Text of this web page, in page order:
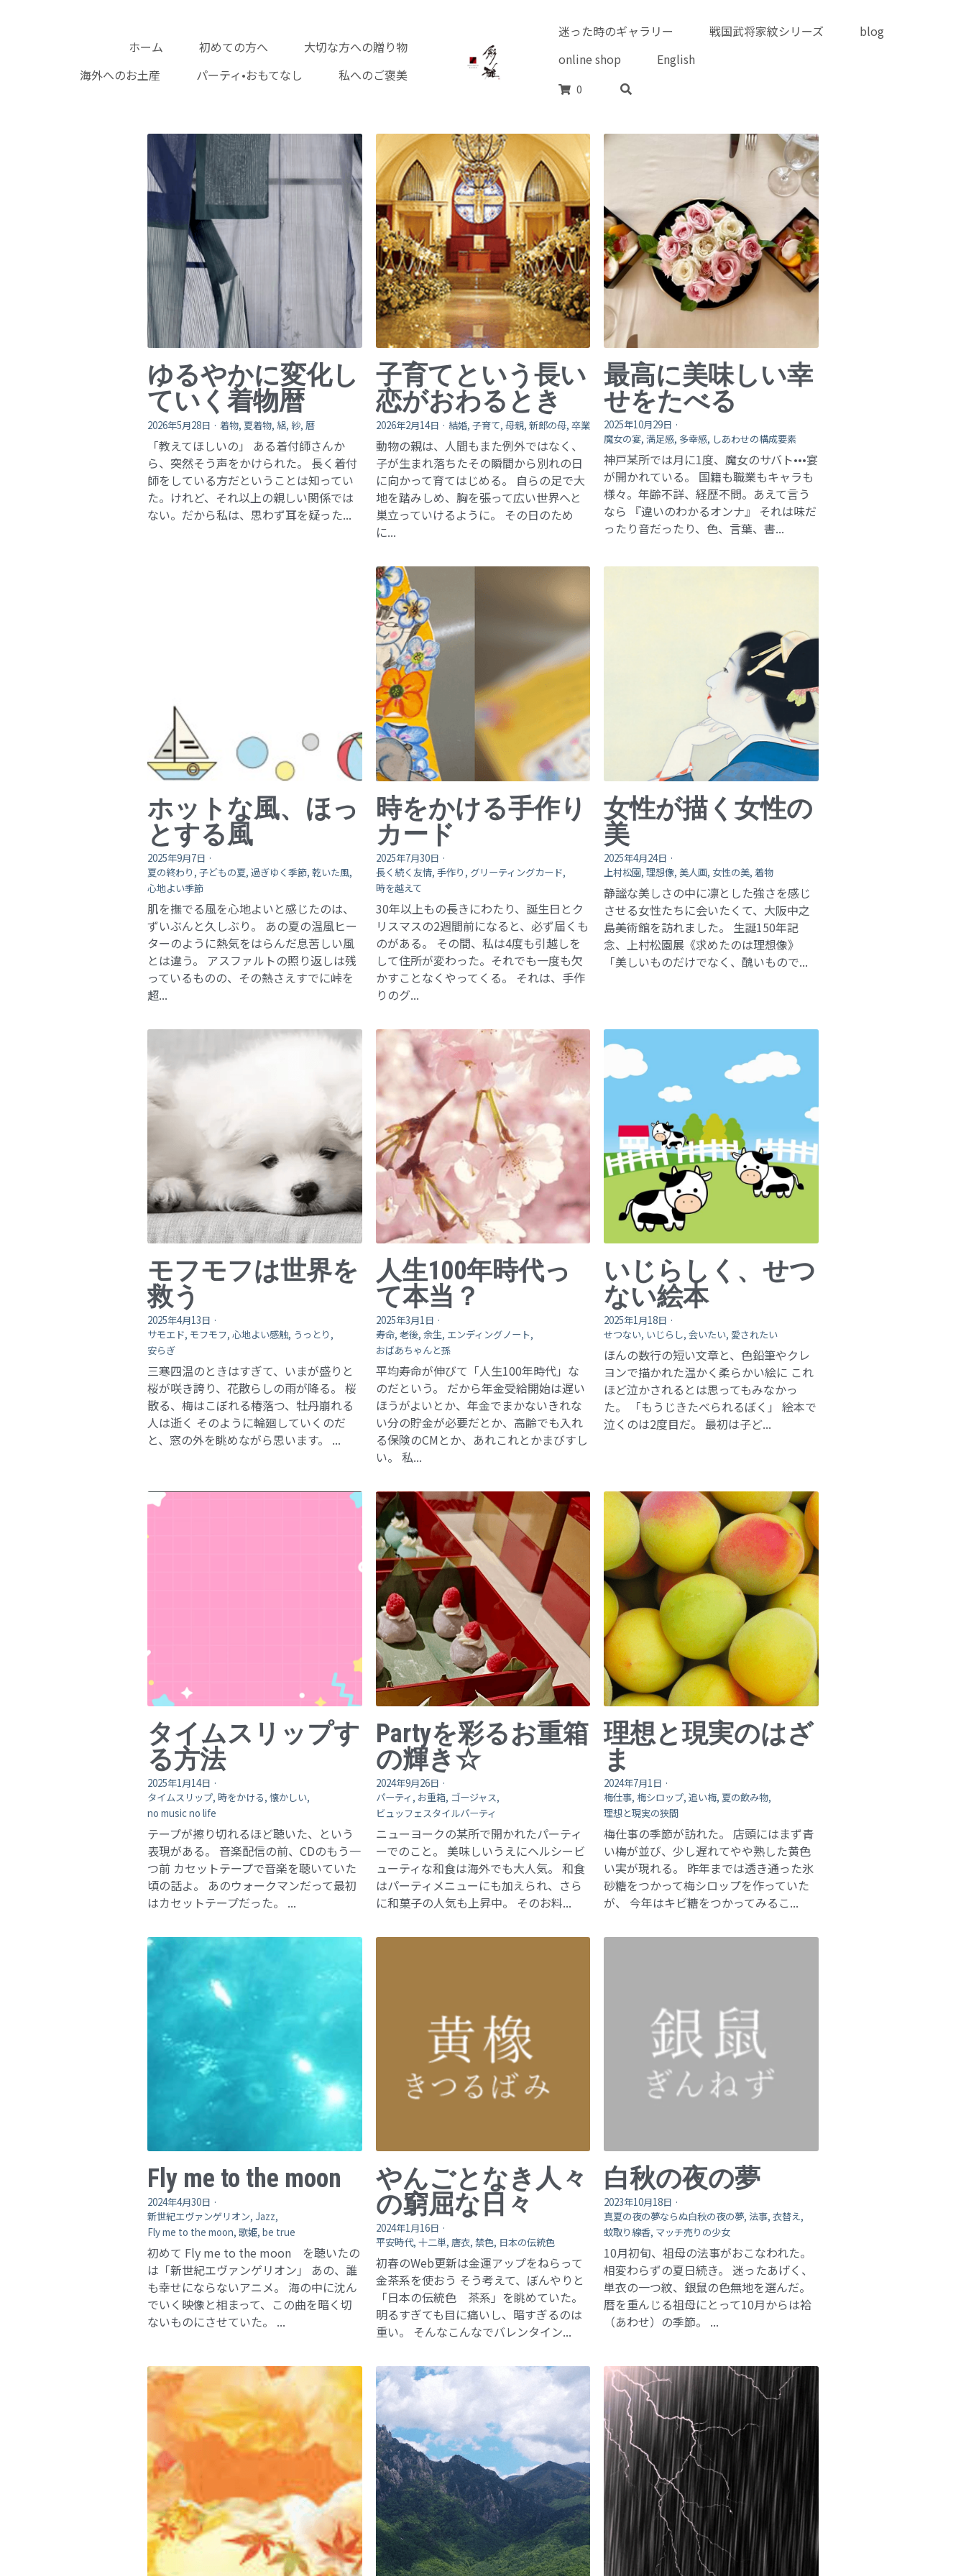
ホーム 初めての方へ
大切な方への贈り物
海外へのお土産
パーティ•おもてなし
私へのご褒美
迷った時のギャラリー
戦国武将家紋シリーズ
0
ゆるやかに変化し
ていく着物暦
2026年5月28日 ·着物, 夏着物, 絽, 紗, 暦
「教えてほしいの」 ある着付師さんか
ら、突然そう声をかけられた。 長く着付
師をしている方だということは知ってい
た。けれど、それ以上の親しい関係では
ない。だから私は、思わず耳を疑った...
子育てという長い
恋がおわるとき
2026年2月14日 · 結婚, 子育て, 母親, 新郎の母, 卒業
動物の親は、人間もまた例外ではなく、
子が生まれ落ちたその瞬間から別れの日
に向かって育てはじめる。 自らの足で大
地を踏みしめ、胸を張って広い世界へと
巣立っていけるように。 その日のため
に...
最高に美味しい幸
せをたべる
2025年10月29日 ·
魔女の宴, 満足感, 多幸感, しあわせの構成要素
神戸某所では月に1度、魔女のサバト•••宴
が開かれている。 国籍も職業もキャラも
様々。年齢不詳、経歴不問。あえて言う
なら 『違いのわかるオンナ』 それは味だ
ったり音だったり、色、言葉、書...
ホットな風、ほっ
とする風
2025年9月7日 ·
夏の終わり, 子どもの夏, 過ぎゆく季節, 乾いた風,
心地よい季節
肌を撫でる風を心地よいと感じたのは、
ずいぶんと久しぶり。 あの夏の温風ヒー
ターのように熱気をはらんだ息苦しい風
とは違う。 アスファルトの照り返しは残
っているものの、その熱さえすでに峠を
超...
時をかける手作り
カード
2025年7月30日 ·
長く続く友情, 手作り, グリーティングカード,
時を越えて
30年以上もの長きにわたり、誕生日とク
リスマスの2週間前になると、必ず届くも
のがある。 その間、私は4度も引越しを
して住所が変わった。それでも一度も欠
かすことなくやってくる。 それは、手作
りのグ...
女性が描く女性の
美
2025年4月24日 ·
上村松園, 理想像, 美人画, 女性の美, 着物
静謐な美しさの中に凛とした強さを感じ
させる女性たちに会いたくて、大阪中之
島美術館を訪れました。 生誕150年記
念、上村松園展《求めたのは理想像》
「美しいものだけでなく、醜いもので...
モフモフは世界を
救う
2025年4月13日 ·
サモエド, モフモフ, 心地よい感触, うっとり,
安らぎ
三寒四温のときはすぎて、いまが盛りと
桜が咲き誇り、花散らしの雨が降る。 桜
散る、梅はこぼれる椿落つ、牡丹崩れる
人は逝く そのように輪廻していくのだ
と、窓の外を眺めながら思います。 ...
人生100年時代っ
て本当？
2025年3月1日 ·
寿命, 老後, 余生, エンディングノート,
おばあちゃんと孫
平均寿命が伸びて「人生100年時代」な
のだという。 だから年金受給開始は遅い
ほうがよいとか、年金でまかないきれな
い分の貯金が必要だとか、高齢でも入れ
る保険のCMとか、あれこれとかまびすし
い。 私...
いじらしく、せつ
ない絵本
2025年1月18日 ·
せつない, いじらし, 会いたい, 愛されたい
ほんの数行の短い文章と、色鉛筆やクレ
ヨンで描かれた温かく柔らかい絵に これ
ほど泣かされるとは思ってもみなかっ
た。 「もうじきたべられるぼく」 絵本で
泣くのは2度目だ。 最初は子ど...
タイムスリップす
る方法
2025年1月14日 ·
タイムスリップ, 時をかける, 懐かしい,
no music no life
テープが擦り切れるほど聴いた、という
表現がある。 音楽配信の前、CDのもう一
つ前 カセットテープで音楽を聴いていた
頃の話よ。 あのウォークマンだって最初
はカセットテープだった。 ...
Partyを彩るお重箱
の輝き☆
2024年9月26日 ·
パーティ, お重箱, ゴージャス,
ビュッフェスタイルパーティ
ニューヨークの某所で開かれたパーティ
ーでのこと。 美味しいうえにヘルシービ
ューティな和食は海外でも大人気。 和食
はパーティメニューにも加えられ、さら
に和菓子の人気も上昇中。 そのお料...
理想と現実のはざ
ま
2024年7月1日 ·
梅仕事, 梅シロップ, 追い梅, 夏の飲み物,
理想と現実の狭間
梅仕事の季節が訪れた。 店頭にはまず青
い梅が並び、少し遅れてやや熟した黄色
い実が現れる。 昨年までは透き通った氷
砂糖をつかって梅シロップを作っていた
が、 今年はキビ糖をつかってみるこ...
Fly me to the moon
2024年4月30日 ·
新世紀エヴァンゲリオン, Jazz,
Fly me to the moon, 歌姫, be true
初めて Fly me to the moon を聴いたの
は「新世紀エヴァンゲリオン」 あの、誰
も幸せにならないアニメ。 海の中に沈ん
でいく映像と相まって、この曲を暗く切
ないものにさせていた。 ...
やんごとなき人々
の窮屈な日々
2024年1月16日 ·
平安時代, 十二単, 唐衣, 禁色, 日本の伝統色
初春のWeb更新は金運アップをねらって
金茶系を使おう そう考えて、ぼんやりと
「日本の伝統色 茶系」を眺めていた。
明るすぎても目に痛いし、暗すぎるのは
重い。 そんなこんなでバレンタイン...
白秋の夜の夢
2023年10月18日 ·
真夏の夜の夢ならぬ白秋の夜の夢, 法事, 衣替え,
蚊取り線香, マッチ売りの少女
10月初旬、祖母の法事がおこなわれた。
相変わらずの夏日続き。 迷ったあげく、
単衣の一つ紋、銀鼠の色無地を選んだ。
暦を重んじる祖母にとって10月からは袷
（あわせ）の季節。 ...